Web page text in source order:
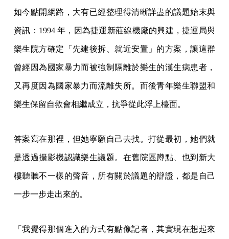
如今點開網路，大有已經整理得清晰詳盡的議題始末與
資訊：1994 年，因為捷運新莊線機廠的興建，捷運局與
樂生院方確定「先建後拆、就近安置」的方案，讓這群
曾經因為國家暴力而被強制隔離於樂生的漢生病患者，
又再度因為國家暴力而流離失所。而後青年樂生聯盟和
樂生保留自救會相繼成立，抗爭從此浮上檯面。
答案寫在那裡，但她寧願自己去找。打從最初，她們就
是透過攝影機認識樂生議題。在舊院區蹲點、也到新大
樓聽聽不一樣的聲音，所有關於議題的辯證，都是自己
一步一步走出來的。
「我覺得那個進入的方式有點像記者，其實現在想起來